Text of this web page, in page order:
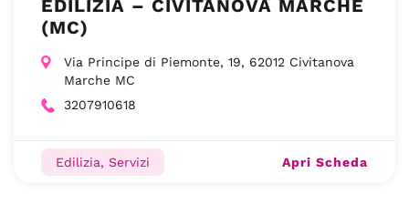
EDILIZIA – CIVITANOVA MARCHE
(MC)
Via Principe di Piemonte, 19, 62012 Civitanova
Marche MC
3207910618
Edilizia, Servizi Apri Scheda